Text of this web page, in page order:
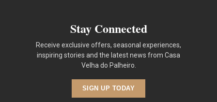
Stay Connected
Receive exclusive offers, seasonal experiences,
inspiring stories and the latest news from Casa
Velha do Palheiro.
SIGN UP TODAY